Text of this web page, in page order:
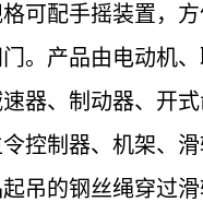
可配手摇装置，
。产品由电动机
器、制动器、开
控制器、机架、
吊的钢丝绳穿过